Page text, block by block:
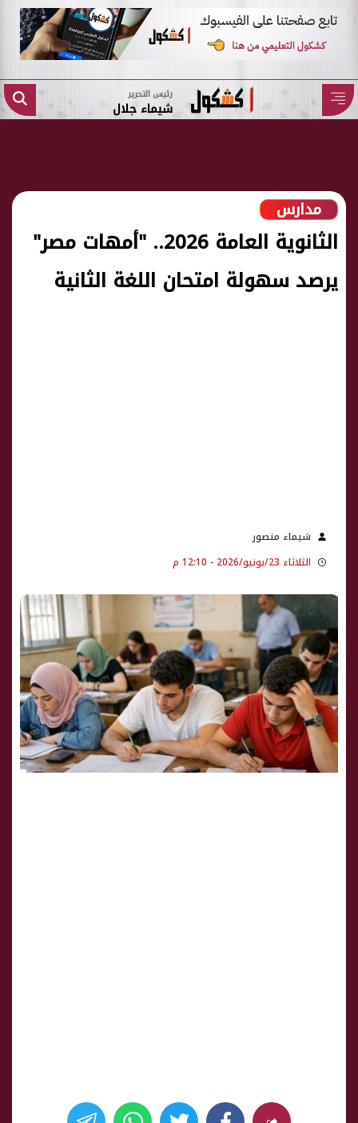
رئيس التحرير
شيماء جلال
مدارس
الثانوية العامة 2026.. "أمهات مصر"
يرصد سهولة امتحان اللغة الثانية
شيماء منصور
الثلاثاء 23/يونيو/2026 - 12:10 م